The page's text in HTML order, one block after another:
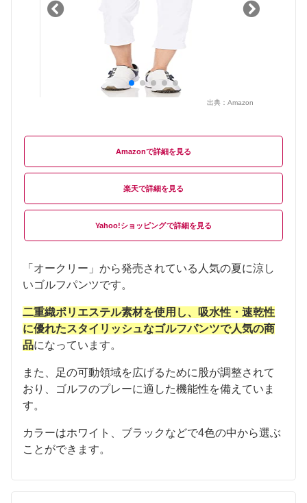
出典： Amazon
Amazon
楽天
Yahoo!ショッピング
「オークリー」から発売されている人気の夏に涼し
いゴルフパンツです。
二重織ポリエステル素材を使用し、吸水性・速乾性
に優れたスタイリッシュなゴルフパンツで人気の商
品になっています。
また、足の可動領域を広げるために股が調整されて
おり、ゴルフのプレーに適した機能性を備えていま
す。
カラーはホワイト、ブラックなどで4色の中から選ぶ
ことができます。